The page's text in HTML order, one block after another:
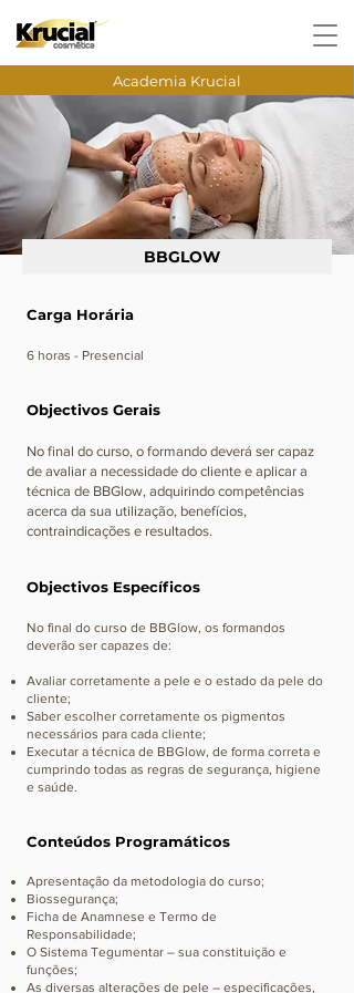
Academia Krucial
BBGLOW
Carga Horária
​6 horas - Presencial
Objectivos Gerais
No final do curso, o formando deverá ser capaz
de avaliar a necessidade do cliente e aplicar a
técnica de BBGlow, adquirindo competências
acerca da sua utilização, benefícios,
contraindicações e resultados.
Objectivos Específicos
No final do curso de BBGlow, os formandos
deverão ser capazes de:
Avaliar corretamente a pele e o estado da pele do
cliente;
Saber escolher corretamente os pigmentos
necessários para cada cliente;
Executar a técnica de BBGlow, de forma correta e
cumprindo todas as regras de segurança, higiene
e saúde.
Conteúdos Programáticos
Apresentação da metodologia do curso;
Biossegurança;
Ficha de Anamnese e Termo de
Responsabilidade;
O Sistema Tegumentar – sua constituição e
funções;
As diversas alterações de pele – especificações,